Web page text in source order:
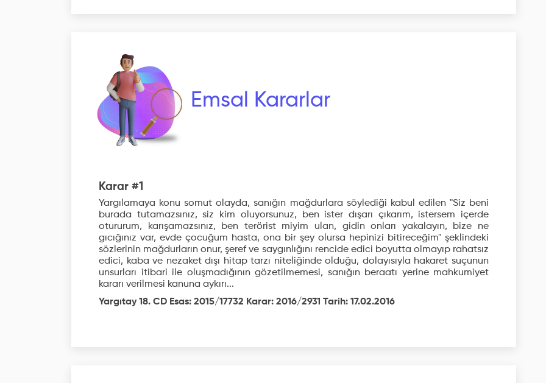
Emsal Kararlar
Karar #1
Yargılamaya konu somut olayda, sanığın mağdurlara söylediği kabul edilen "Siz beni
burada tutamazsınız, siz kim oluyorsunuz, ben ister dışarı çıkarım, istersem içerde
otururum, karışamazsınız, ben terörist miyim ulan, gidin onları yakalayın, bize ne
gıcığınız var, evde çocuğum hasta, ona bir şey olursa hepinizi bitireceğim" şeklindeki
sözlerinin mağdurların onur, şeref ve saygınlığını rencide edici boyutta olmayıp rahatsız
edici, kaba ve nezaket dışı hitap tarzı niteliğinde olduğu, dolayısıyla hakaret suçunun
unsurları itibari ile oluşmadığının gözetilmemesi, sanığın beraatı yerine mahkumiyet
kararı verilmesi kanuna aykırı...
Yargıtay 18. CD Esas: 2015/17732 Karar: 2016/2931 Tarih: 17.02.2016